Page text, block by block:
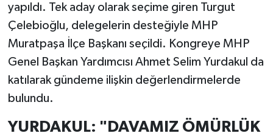
yapıldı. Tek aday olarak seçime giren Turgut
Çelebioğlu, delegelerin desteğiyle MHP
Muratpaşa İlçe Başkanı seçildi. Kongreye MHP
Genel Başkan Yardımcısı Ahmet Selim Yurdakul da
katılarak gündeme ilişkin değerlendirmelerde
bulundu.
YURDAKUL: "DAVAMIZ ÖMÜRLÜK